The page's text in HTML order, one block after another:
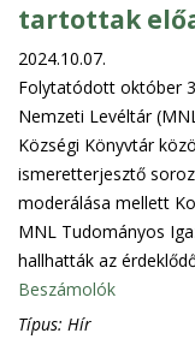
tartottak
2024.10.07.
Folytatódott október
Nemzeti Levéltár
Községi Könyvtár
ismeretterjesztő
moderálása mellett
MNL Tudományos
hallhatták az
Beszámolók
Típus: Hír